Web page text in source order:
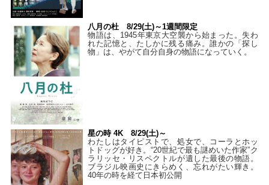
八月の杜 8/29(土)～1週間限定
物語は、1945年東京大空襲から始まった。失わ
れた記憶と、たしかに残る痛み。誰かの「探し
物」は、やがて自分自身の物語になっていく。
星の時 4K 8/29(土)～
わたしはタイピストで、処⼥で、コーラとホッ
トドッグが好き。“20世紀で最も謎めいた作家”ク
ラリッセ・リスペクトルが遺した最後の物語。
ブラジル映画史にきらめく、忘れがたい輝き。
40年の時を経て⽇本初公開